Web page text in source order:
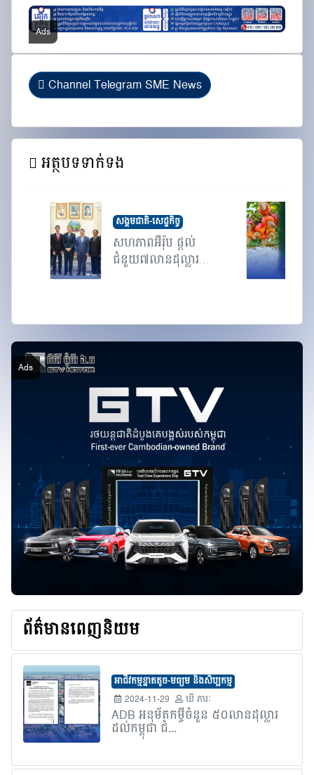
Channel Telegram SME News
អត្ថបទទាក់ទង
សង្គមជាតិ-សេដ្ឋកិច្ច
សហភាពអឺរ៉ុប ផ្តល់
ជំនួយ៧លានដុល្លារ
ព័ត៌មានពេញនិយម
អាជីវកម្មខ្នាតតូច-មធ្យម និងសិប្បកម្ម
2024-11-29
ឃី ភារៈ
ADB អនុម័តកម្ចីចំនួន ៥០លានដុល្លារ
ដល់កម្ពុជា ជំ...